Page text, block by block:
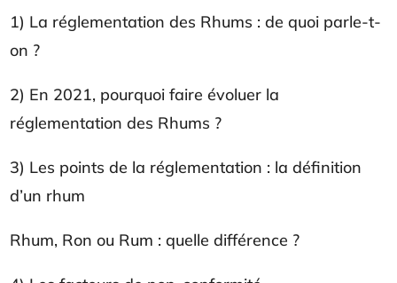
1) La réglementation des Rhums : de quoi parle-t-
on ?
2) En 2021, pourquoi faire évoluer la
réglementation des Rhums ?
3) Les points de la réglementation : la définition
d’un rhum
Rhum, Ron ou Rum : quelle différence ?